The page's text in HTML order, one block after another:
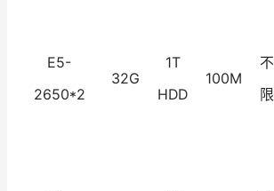
E5-
2650*2
32G
1T
HDD
100M
不
限